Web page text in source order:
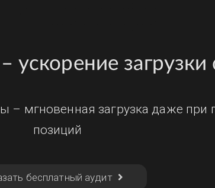
загрузки
мгновенная загрузка даже при
позиций
бесплатный аудит